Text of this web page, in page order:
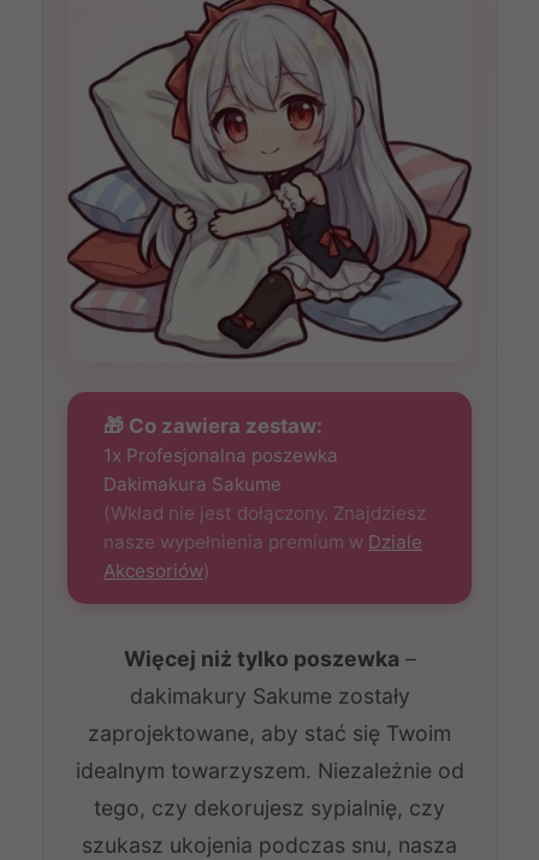
🎁 Co zawiera zestaw:
1x Profesjonalna poszewka
Dakimakura Sakume
(Wkład nie jest dołączony. Znajdziesz
nasze wypełnienia premium w Dziale
Akcesoriów)
Więcej niż tylko poszewka –
dakimakury Sakume zostały
zaprojektowane, aby stać się Twoim
idealnym towarzyszem. Niezależnie od
tego, czy dekorujesz sypialnię, czy
szukasz ukojenia podczas snu, nasza